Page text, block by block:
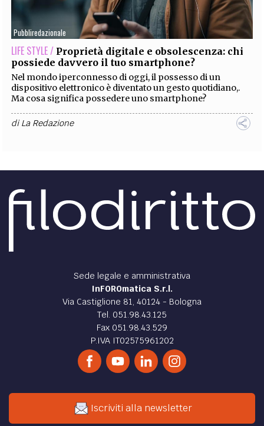
EXTRA
CODICI RUBRICHE LIBRI PROCEEDINGS PUBBLICITÀ CONTATTI
SOCIAL MEDIA
Pubbliredazionale
LIFE STYLE / Proprietà digitale e obsolescenza: chi
possiede davvero il tuo smartphone?
Nel mondo iperconnesso di oggi, il possesso di un
dispositivo elettronico è diventato un gesto quotidiano,.
Ma cosa significa possedere uno smartphone?
diLa Redazione
Sede legale e amministrativa
InFOROmatica S.r.l.
Via Castiglione 81, 40124 - Bologna
Tel. 051.98.43.125
Fax 051.98.43.529
P.IVA IT02575961202
Iscriviti alla newsletter